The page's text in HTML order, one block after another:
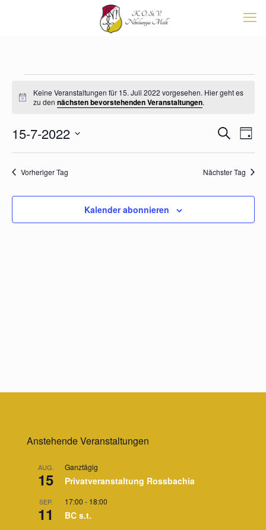
für
Juli
2022
Hinweis
Keine Veranstaltungen für 15. Juli 2022 vorgesehen. Hier geht es
zu den nächsten bevorstehenden Veranstaltungen.
Suche
und
SucheTag
15-7-2022
Vorheriger Tag Nächster Tag
Kalender abonnieren
Anstehende Veranstaltungen
AUG.
15
Ganztägig
Privatveranstaltung Rossbachia
SEP.
11
17:00 - 18:00
BC s.t.